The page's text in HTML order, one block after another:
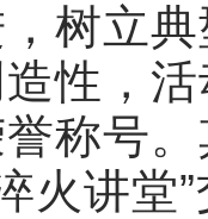
树立
性，
称号
火讲堂